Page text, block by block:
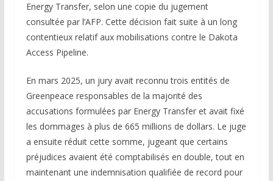
Energy Transfer, selon une copie du jugement
consultée par l’AFP. Cette décision fait suite à un long
contentieux relatif aux mobilisations contre le Dakota
Access Pipeline.
En mars 2025, un jury avait reconnu trois entités de
Greenpeace responsables de la majorité des
accusations formulées par Energy Transfer et avait fixé
les dommages à plus de 665 millions de dollars. Le juge
a ensuite réduit cette somme, jugeant que certains
préjudices avaient été comptabilisés en double, tout en
maintenant une indemnisation qualifiée de record pour